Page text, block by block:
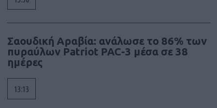
Σαουδική Αραβία: ανάλωσε το 86% των
πυραύλων Patriot PAC-3 μέσα σε 38
ημέρες
13:13